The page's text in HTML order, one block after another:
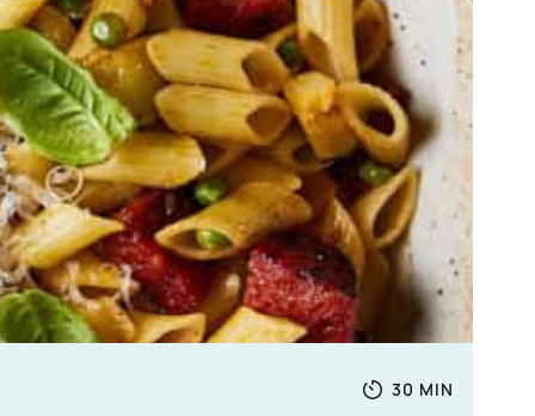
Totale
30 MINUTEN
MIN